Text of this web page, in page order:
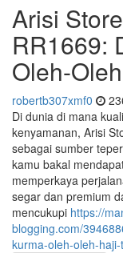
Arisi
RR1669:
Oleh-
robertb307xmf0
Di dunia di mana
kenyamanan, Arisi
sebagai sumber
kamu bakal
memperkaya
segar dan premium
mencukupi https://
blogging.com/
kurma-oleh-oleh-